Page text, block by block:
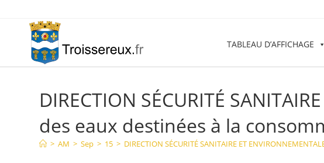
TABLEAU D’AFFICHAGE
DIRECTION SÉCURITÉ
des eaux destinées à la
> AM > Sep > 15 > DIRECTION SÉCURITÉ SANITAIRE ET